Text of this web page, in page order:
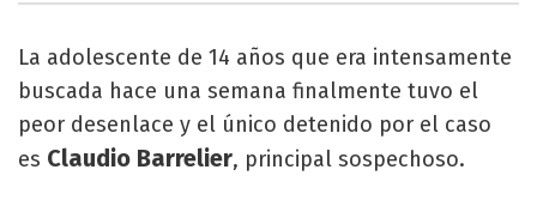
La adolescente de 14 años que era intensamente
buscada hace una semana finalmente tuvo el
peor desenlace y el único detenido por el caso
es Claudio Barrelier, principal sospechoso.